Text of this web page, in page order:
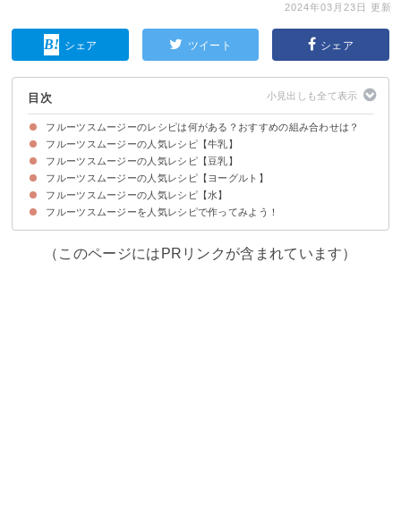
2024年03月23日 更新
シェア ツイート シェア
目次
フルーツスムージーのレシピは何がある？おすすめの組み合わせは？
フルーツスムージーを飲む効果は？ダイエットできる？
フルーツスムージーの人気レシピ【牛乳】
①ピタヤと桃とバナナの牛乳スムージー
②バナナと冷凍ブロッコリーの牛乳スムージー
③りんごとミックスベリーとにんじんの牛乳スムージー
④冷凍バナナとりんごの牛乳スムージー
フルーツスムージーの人気レシピ【豆乳】
①いちごの豆乳スムージー
②キウイとバナナの豆乳スムージー
③いちごと野菜の豆乳スムージー
④冷凍ブルーベリーとスイカの豆乳スムージー
⑤いちごとバナナと野菜の豆乳スムージー
⑥オレンジとりんごの豆乳スムージー
フルーツスムージーの人気レシピ【ヨーグルト】
①ダイエットに最適なバナナとブルーベリーのヨーグルトスムージー
②桃とオレンジのヨーグルトスムージー
③スイカとバナナと野菜のヨーグルトスムージー
④ミキサーなしで簡単ミックスベリーのヨーグルトスムージー
フルーツスムージーの人気レシピ【水】
①グレープフルーツとイチジクのスムージー
②ダイエットに最適な野菜とフルーツのスムージー
③材料2つで簡単キウイとみかんのスムージー
④巨峰とキウイとバナナのスムージー
⑤パイナップルとバナナとパッションフルーツのスムージー
⑥にんじんとりんごのスムージー
⑦桃とバナナとオレンジのスムージー
⑧プチトマトとオレンジのスムージー
フルーツスムージーを人気レシピで作ってみよう！
（このページにはPRリンクが含まれています）